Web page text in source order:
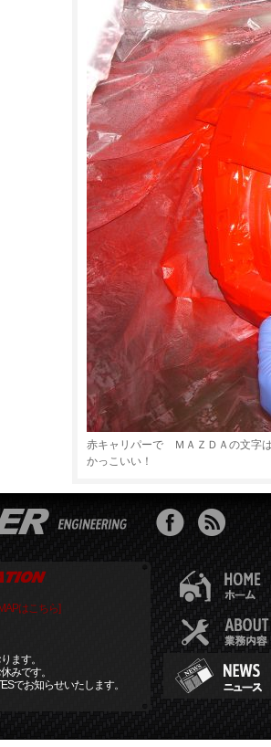
赤キャリパーで ＭＡＺＤＡの文字
かっこいい！
はこちら]
ます。
みです。
でお知らせいたします。